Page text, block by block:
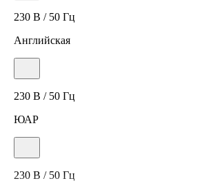
230 В / 50 Гц
Английская
230 В / 50 Гц
ЮАР
230 В / 50 Гц